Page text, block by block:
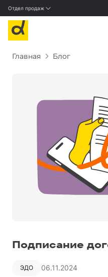
Отдел продаж
Главная Блог
Подписание
ЭДО 06.11.2024